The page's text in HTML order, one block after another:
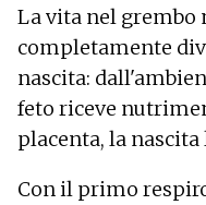
La vita nel grembo
completamente
nascita:
feto riceve
placenta, la
Con il primo